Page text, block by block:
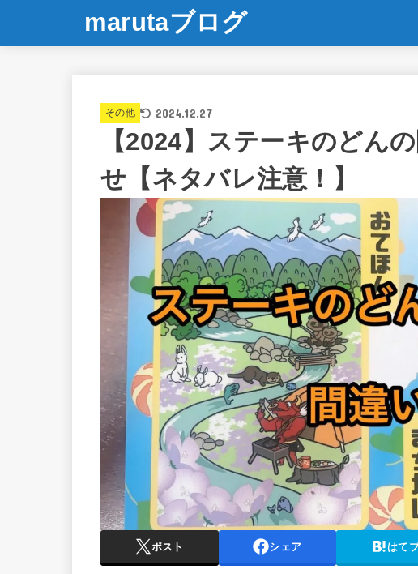
marutaブログ
その他 2024.12.27
【2024】ステーキのどん
せ【ネタバレ注意！】
ポスト シェア はて